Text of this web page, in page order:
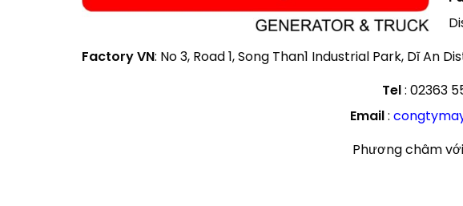
Factory VN: No 3, Road 1, Song Than1 Industrial Park, Dĩ An
Tel: 02363
Email:
Phương châm